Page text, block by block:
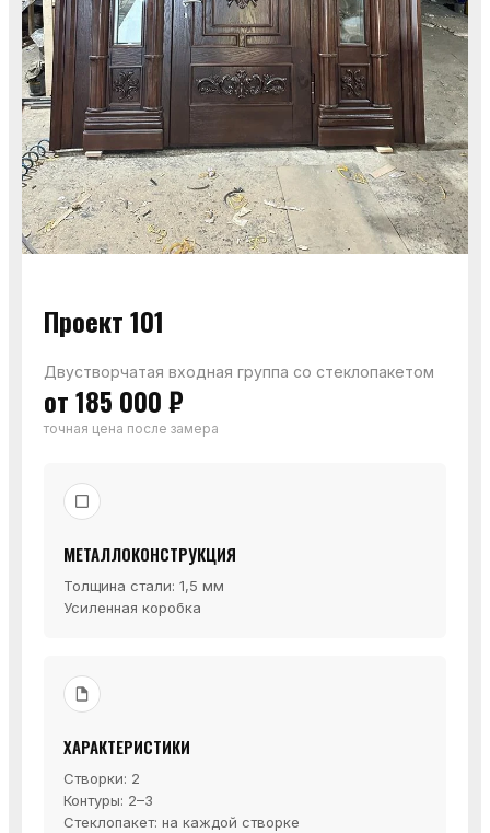
Проект 101
Двустворчатая входная группа со стеклопакетом
от 185 000 ₽
точная цена после замера
МЕТАЛЛОКОНСТРУКЦИЯ
Толщина стали: 1,5 мм
Усиленная коробка
ХАРАКТЕРИСТИКИ
Створки: 2
Контуры: 2–3
Стеклопакет: на каждой створке